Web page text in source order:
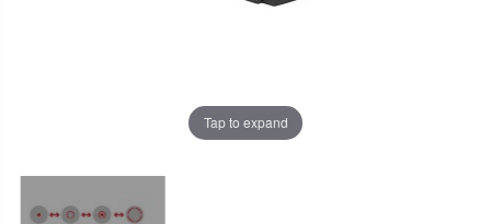
Tap to expand